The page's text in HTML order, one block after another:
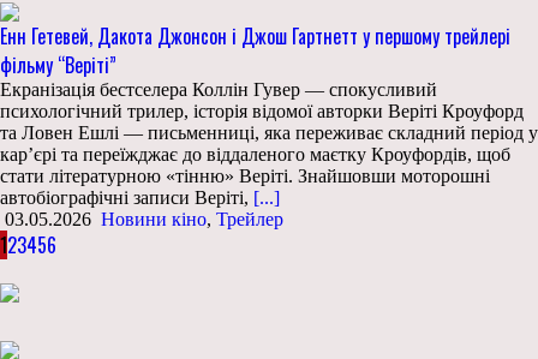
Енн Гетевей, Дакота Джонсон і Джош Гартнетт у першому трейлері
фільму “Веріті”
Екранізація бестселера Коллін Гувер — спокусливий
психологічний трилер, історія відомої авторки Веріті Кроуфорд
та Ловен Ешлі — письменниці, яка переживає складний період у
кар’єрі та переїжджає до віддаленого маєтку Кроуфордів, щоб
стати літературною «тінню» Веріті. Знайшовши моторошні
автобіографічні записи Веріті, [...]
03.05.2026 Новини кіно, Трейлер
123456